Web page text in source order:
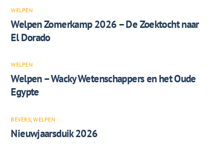
WELPEN
Welpen Zomerkamp 2026 – De Zoektocht naar
El Dorado
WELPEN
Welpen – Wacky Wetenschappers en het Oude
Egypte
BEVERS,WELPEN
Nieuwjaarsduik 2026